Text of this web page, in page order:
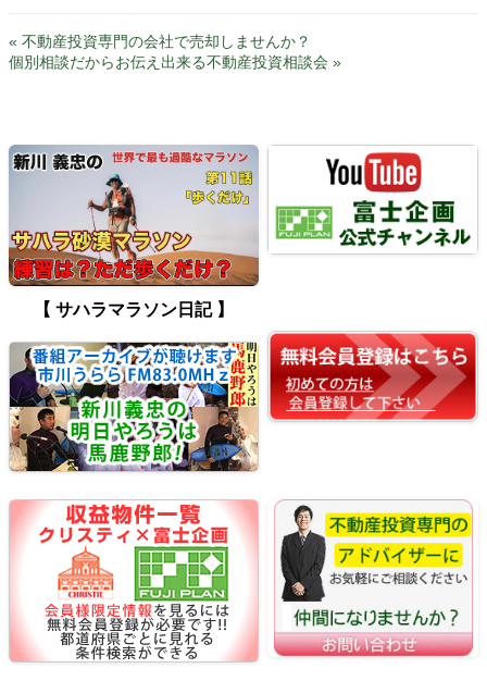
« 不動産投資専門の会社で売却しませんか？
個別相談だからお伝え出来る不動産投資相談会 »
【 サハラマラソン日記 】